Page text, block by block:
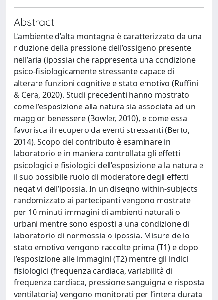
Abstract
L’ambiente d’alta montagna è caratterizzato da una
riduzione della pressione dell’ossigeno presente
nell’aria (ipossia) che rappresenta una condizione
psico-fisiologicamente stressante capace di
alterare funzioni cognitive e stato emotivo (Ruffini
& Cera, 2020). Studi precedenti hanno mostrato
come l’esposizione alla natura sia associata ad un
maggior benessere (Bowler, 2010), e come essa
favorisca il recupero da eventi stressanti (Berto,
2014). Scopo del contributo è esaminare in
laboratorio e in maniera controllata gli effetti
psicologici e fisiologici dell’esposizione alla natura e
il suo possibile ruolo di moderatore degli effetti
negativi dell’ipossia. In un disegno within-subjects
randomizzato ai partecipanti vengono mostrate
per 10 minuti immagini di ambienti naturali o
urbani mentre sono esposti a una condizione di
laboratorio di normossia o ipossia. Misure dello
stato emotivo vengono raccolte prima (T1) e dopo
l’esposizione alle immagini (T2) mentre gli indici
fisiologici (frequenza cardiaca, variabilità di
frequenza cardiaca, pressione sanguigna e risposta
ventilatoria) vengono monitorati per l’intera durata